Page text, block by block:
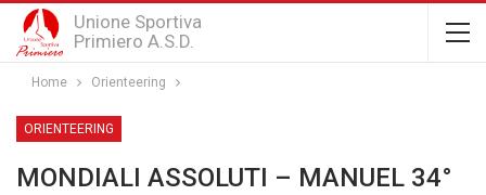
Unione Sportiva
Primiero A.S.D.
Home Orienteering
ORIENTEERING
MONDIALI ASSOLUTI – MANUEL 34°